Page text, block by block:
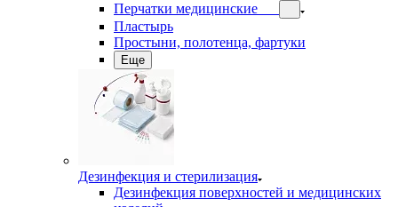
Перчатки медицинские
Пластырь
Простыни, полотенца, фартуки
Еще
Дезинфекция и стерилизация
Дезинфекция поверхностей и медицинских